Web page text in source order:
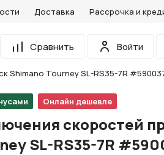
Доставка Рассрочка и
Сравнить
Войти
Shimano Tourney SL-RS35-7R
Онлайн дешевле
скоростей
SL-RS35-7R